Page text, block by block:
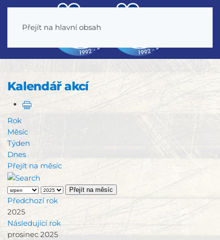
Přejít na hlavní obsah
Kalendář akcí
Rok
Měsíc
Týden
Dnes
Přejít na měsíc
Přejít na měsíc
Předchozí rok
2025
Následující rok
prosinec 2025